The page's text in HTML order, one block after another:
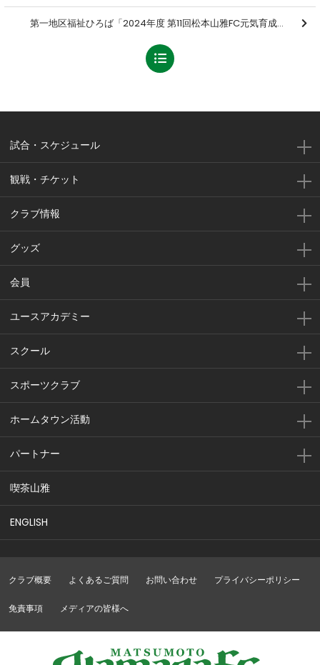
第一地区福祉ひろば「2024年度 第11回松本山雅FC元気育成・健康増進プログラム スマイル山雅 健康運動教室」を開催しました【報告】
試合・スケジュール
観戦・チケット
クラブ情報
グッズ
会員
ユースアカデミー
スクール
スポーツクラブ
ホームタウン活動
パートナー
喫茶山雅
ENGLISH
クラブ概要 よくあるご質問 お問い合わせ プライバシーポリシー
免責事項 メディアの皆様へ